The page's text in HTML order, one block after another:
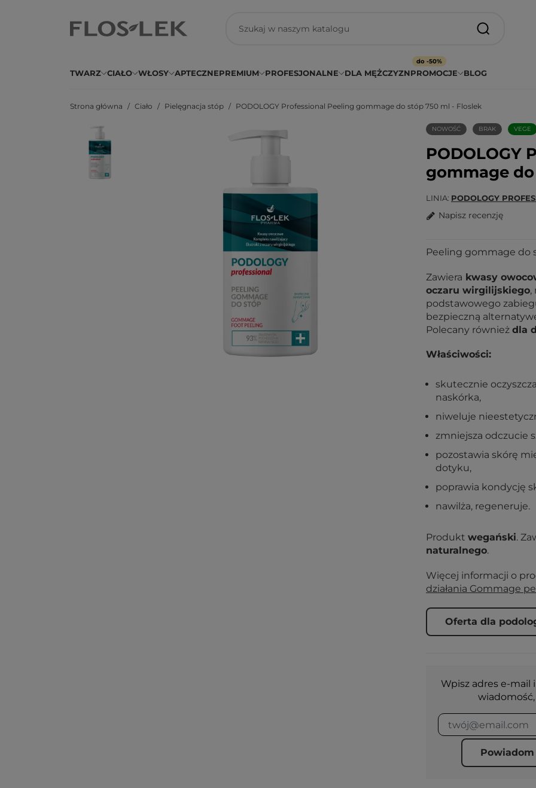
TWARZ CIAŁO WŁOSY APTECZNEPREMIUM PROFESJONALNE DLA MĘŻCZYZNPROMOCJE
do -50%
BLOG
Strona główna Ciało Pielęgnacja stóp PODOLOGY Professional Peeling gommage do stóp 750 ml - Floslek
NOWOŚĆ BRAK VEGE
PODOLOGY
gommage
LINIA PODOLOGY
Napisz recenzję
Peeling gommage do
Zawiera kwasy
oczaru wirgilijskiego,
podstawowego
bezpieczną
Polecany również dla
Właściwości:
skutecznie
naskórka,
niweluje
zmniejsza odczucie
pozostawia skórę
dotyku,
poprawia kondycję
nawilża, regeneruje.
Produkt wegański.
naturalnego.
Więcej informacji o
działania Gommage
Oferta dla
Wpisz adres e-mail